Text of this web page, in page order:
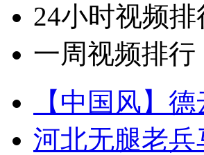
24小时视频排
一周视频排行
【中国风】
河北无腿老兵